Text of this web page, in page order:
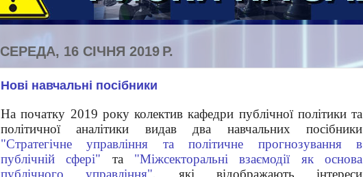
СЕРЕДА, 16 СІЧНЯ 2019 Р.
Нові навчальні посібники
На початку 2019 року колектив кафедри публічної політики та
політичної аналітики видав два навчальних посібники
"Стратегічне управління та політичне прогнозування в
публічній сфері" та "Міжсекторальні взаємодії як основа
публічного управління", які відображають інтереси